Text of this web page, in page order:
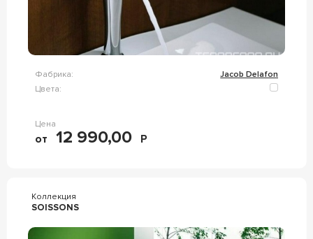
Фабрика:
Jacob Delafon
Цвета:
Цена
от 12 990,00 Р
Коллекция
SOISSONS